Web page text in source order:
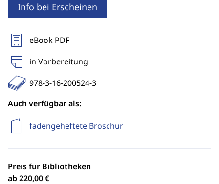
Info bei Erscheinen
eBook PDF
in Vorbereitung
978-3-16-200524-3
Auch verfügbar als:
fadengeheftete Broschur
Preis für Bibliotheken
ab 220,00 €